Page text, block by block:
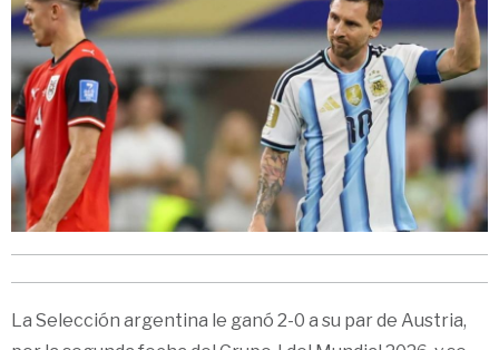
La Selección argentina le ganó 2-0 a su par de Austria,